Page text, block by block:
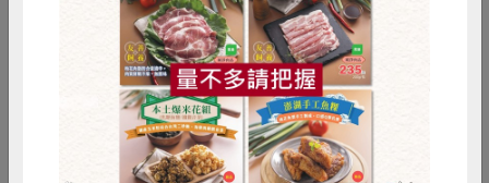
RPET 食譜 減硝酸鹽
雞蛋 食安 共同購買